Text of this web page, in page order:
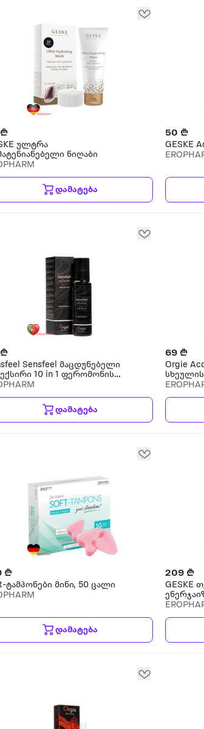
ულტრა
ნიღაბი
დამატება
50 ₾
GESKE
Sensfeel მაცდუნებელი
10 in 1 ფერომონის
კაცისთვის ტანის
დამატება
69 ₾
Orgie
₾
ტამპონები მინი, 50 ცალი
დამატება
209 ₾
GESKE